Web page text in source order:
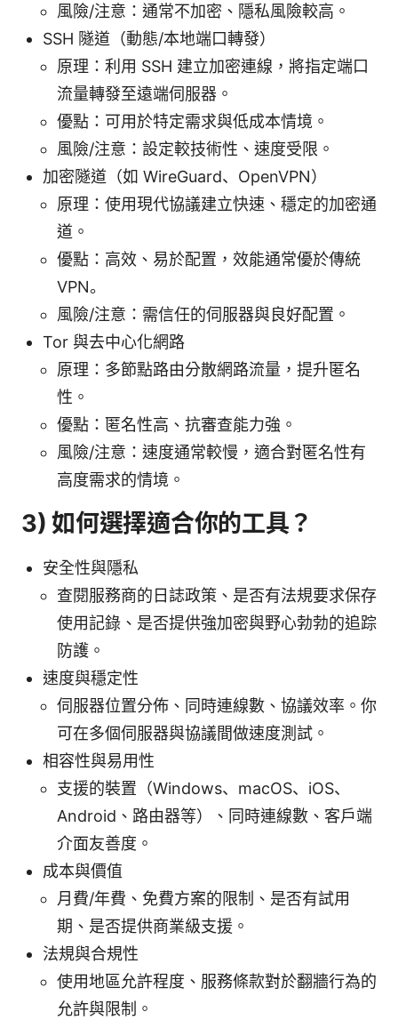
風險/注意：通常不加密、隱私風險較高。
SSH 隧道（動態/本地端口轉發）
原理：利用 SSH 建立加密連線，將指定端口
流量轉發至遠端伺服器。
優點：可用於特定需求與低成本情境。
風險/注意：設定較技術性、速度受限。
加密隧道（如 WireGuard、OpenVPN）
原理：使用現代協議建立快速、穩定的加密通
道。
優點：高效、易於配置，效能通常優於傳統
VPN。
風險/注意：需信任的伺服器與良好配置。
Tor 與去中心化網路
原理：多節點路由分散網路流量，提升匿名
性。
優點：匿名性高、抗審查能力強。
風險/注意：速度通常較慢，適合對匿名性有
高度需求的情境。
3) 如何選擇適合你的工具？
安全性與隱私
查閱服務商的日誌政策、是否有法規要求保存
使用記錄、是否提供強加密與野心勃勃的追踪
防護。
速度與穩定性
伺服器位置分佈、同時連線數、協議效率。你
可在多個伺服器與協議間做速度測試。
相容性與易用性
支援的裝置（Windows、macOS、iOS、
Android、路由器等）、同時連線數、客戶端
介面友善度。
成本與價值
月費/年費、免費方案的限制、是否有試用
期、是否提供商業級支援。
法規與合規性
使用地區允許程度、服務條款對於翻牆行為的
允許與限制。